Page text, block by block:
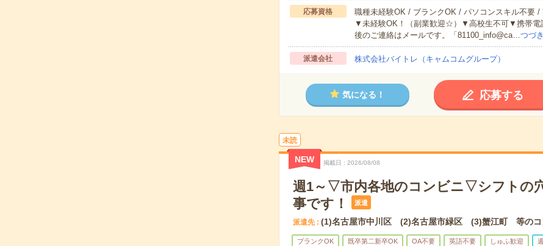
応募資格
職種未経験OK / ブランクOK / パソコンスキル不要 /
▼未経験OK！（副業歓迎☆）▼高校生不可▼携帯電
後のご連絡はメールです。「81100_info@ca…つづ
派遣会社 株式会社バイトレ（キャムコムグループ）
気になる！ 応募する
未読
NEW 掲載日 2026/08/08
週1～▽市内各地のコンビニ▽シフトの
事です！
派遣
派遣先 (1)名古屋市中川区 (2)名古屋市緑区 (3)蟹江町 等のコ
ブランクOK 既卒第二新卒OK OA不要 英語不要 しゅふ歓迎